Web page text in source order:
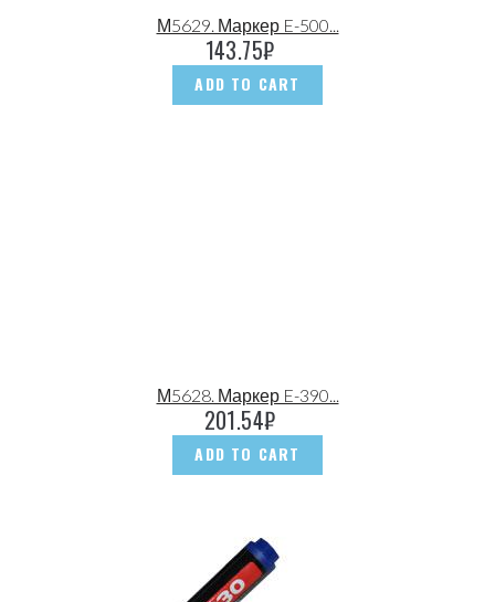
М5629. Маркер E-500...
143.75₽
ADD TO CART
М5628. Маркер E-390...
201.54₽
ADD TO CART